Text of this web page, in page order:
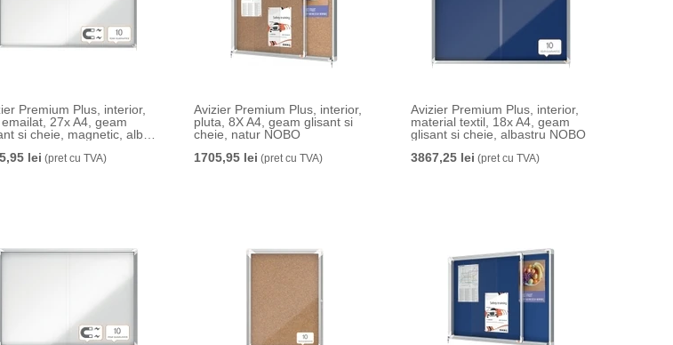
Premium Plus, interior,
27x A4, geam
si cheie, magnetic, alb
lei (pret cu TVA)
Avizier Premium Plus, interior,
pluta, 8X A4, geam glisant si
cheie, natur NOBO
1705,95 lei (pret cu TVA)
Avizier Premium Plus, interior,
material textil, 18x A4, geam
glisant si cheie, albastru NOBO
3867,25 lei (pret cu TVA)